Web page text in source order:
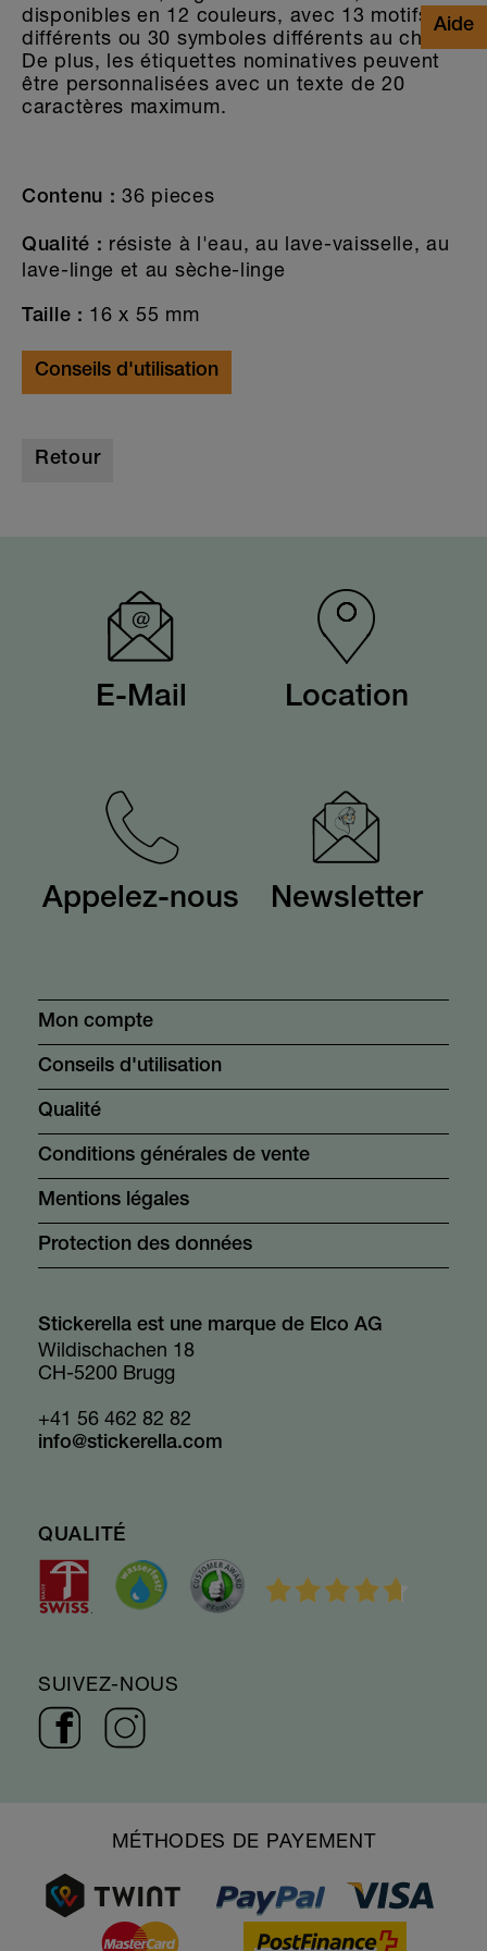
disponibles en 12 couleurs, avec 13 motifs
différents ou 30 symboles différents au choix.
De plus, les étiquettes nominatives peuvent
être personnalisées avec un texte de 20
caractères maximum.
Contenu : 36 pieces
Qualité : résiste à l'eau, au lave-vaisselle, au
lave-linge et au sèche-linge
Taille : 16 x 55 mm
Conseils d'utilisation
Retour
E-Mail Location
Appelez-nous Newsletter
Mon compte
Conseils d'utilisation
Qualité
Conditions générales de vente
Mentions légales
Protection des données
Stickerella est une marque de Elco AG
Wildischachen 18
CH-5200 Brugg
+41 56 462 82 82
info@stickerella.com
QUALITÉ
SUIVEZ-NOUS
MÉTHODES DE PAYEMENT